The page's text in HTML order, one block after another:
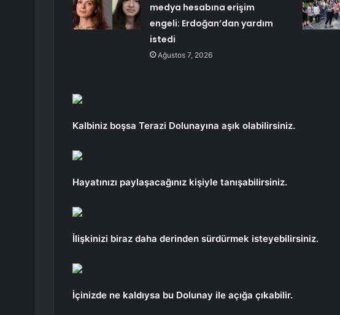
medya hesabına erişim
engeli: Erdoğan’dan yardım
istedi
Ağustos 7, 2026
Kalbiniz boşsa Terazi Dolunayına aşık olabilirsiniz.
Hayatınızı paylaşacağınız kişiyle tanışabilirsiniz.
İlişkinizi biraz daha derinden sürdürmek isteyebilirsiniz.
İçinizde ne kaldıysa bu Dolunay ile açığa çıkabilir.